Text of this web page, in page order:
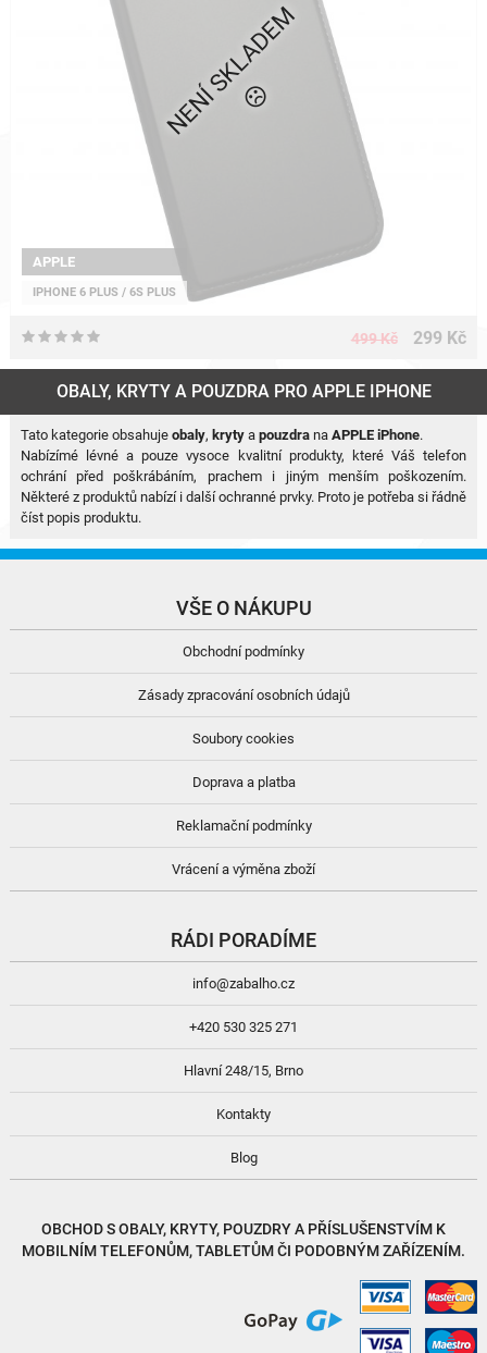
APPLE
IPHONE 6 PLUS / 6S PLUS
499 Kč 299 Kč
NENÍ SKLADEM
OBALY, KRYTY A POUZDRA PRO APPLE IPHONE
Tato kategorie obsahuje obaly, krytya pouzdrana APPLE iPhone.
Nabízímé lévné a pouze vysoce kvalitní produkty, které Váš telefon
ochrání před poškrábáním, prachem i jiným menším poškozením.
Některé z produktů nabízí i další ochranné prvky. Proto je potřeba si řádně
číst popis produktu.
VŠE O NÁKUPU
Obchodní podmínky
Zásady zpracování osobních údajů
Soubory cookies
Doprava a platba
Reklamační podmínky
Vrácení a výměna zboží
RÁDI PORADÍME
info@zabalho.cz
+420 530 325 271
Hlavní 248/15, Brno
Kontakty
Blog
OBCHOD SOBALY, KRYTY, POUZDRYA PŘÍSLUŠENSTVÍM K
MOBILNÍM TELEFONŮM, TABLETŮM ČI PODOBNÝM ZAŘÍZENÍM.